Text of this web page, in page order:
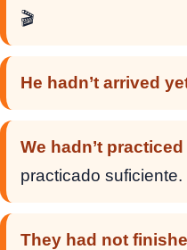
🎬
He hadn’t arrived
We hadn’t
practicado
They had not